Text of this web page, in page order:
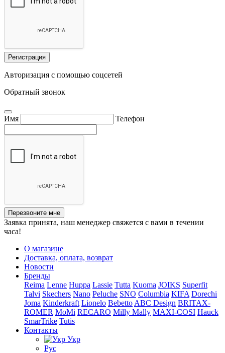
Регистрация
Авторизация с помощью соцсетей
Обратный звонок
Имя Телефон
Перезвоните мне
Заявка принята, наш менеджер свяжется с вами в течении
часа!
О магазине
Доставка, оплата, возврат
Новости
Бренды
Reima Lenne Huppa Lassie Tutta Kuoma JOIKS Superfit
Talvi Skechers Nano Peluche SNO Columbia KIFA Dorechi
Joma Kinderkraft Lionelo Bebetto ABC Design BRITAX-
ROMER MoMi RECARO Milly Mally MAXI-COSI Hauck
SmarTrike Tutis
Контакты
Укр
Рус